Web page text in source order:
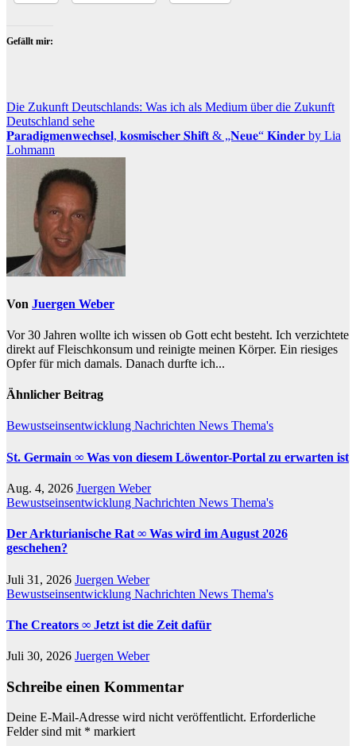
Gefällt mir:
Beitragsnavigation
Die Zukunft Deutschlands: Was ich als Medium über die Zukunft
Deutschland sehe
𝐏𝐚𝐫𝐚𝐝𝐢𝐠𝐦𝐞𝐧𝐰𝐞𝐜𝐡𝐬𝐞𝐥, 𝐤𝐨𝐬𝐦𝐢𝐬𝐜𝐡𝐞𝐫 𝐒𝐡𝐢𝐟𝐭 & „𝐍𝐞𝐮𝐞“ 𝐊𝐢𝐧𝐝𝐞𝐫 by Lia
Lohmann
Von Juergen Weber
Vor 30 Jahren wollte ich wissen ob Gott echt besteht. Ich verzichtete
direkt auf Fleischkonsum und reinigte meinen Körper. Ein riesiges
Opfer für mich damals. Danach durfte ich...
Ähnlicher Beitrag
Bewustseinsentwicklung Nachrichten News Thema's
St. Germain ∞ Was von diesem Löwentor-Portal zu erwarten ist
Aug. 4, 2026 Juergen Weber
Bewustseinsentwicklung Nachrichten News Thema's
Der Arkturianische Rat ∞ Was wird im August 2026
geschehen?
Juli 31, 2026 Juergen Weber
Bewustseinsentwicklung Nachrichten News Thema's
The Creators ∞ Jetzt ist die Zeit dafür
Juli 30, 2026 Juergen Weber
Schreibe einen Kommentar
Deine E-Mail-Adresse wird nicht veröffentlicht. Erforderliche
Felder sind mit * markiert